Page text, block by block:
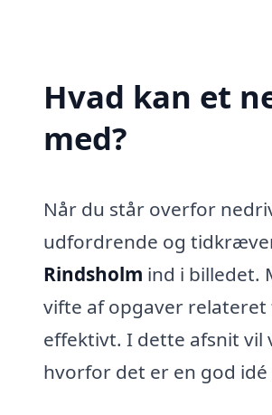
Hvad kan et
med?
Når du står overfor
udfordrende og
Rindsholm ind i billedet.
vifte af opgaver
effektivt. I dette afsnit vil
hvorfor det er en god